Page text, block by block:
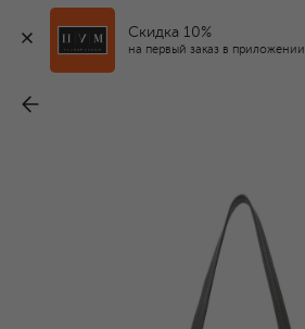
Скидка 10%
на первый заказ в приложении